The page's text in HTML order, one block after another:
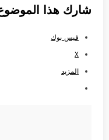
شارك هذا
فيس بوك
X
المزيد